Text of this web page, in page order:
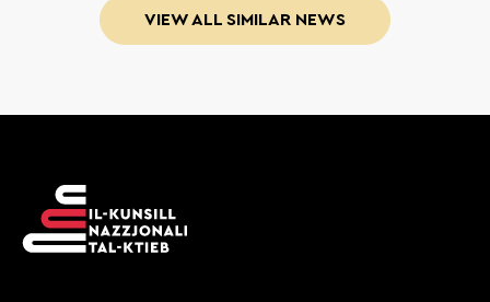
VIEW ALL SIMILAR NEWS